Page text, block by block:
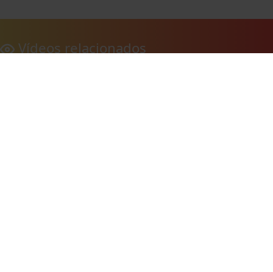
Vídeos relacionados